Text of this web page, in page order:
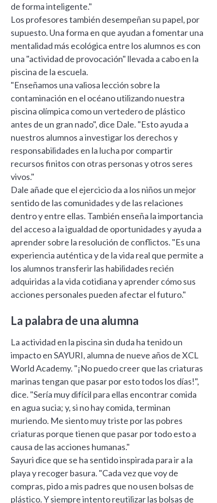
de forma inteligente."
Los profesores también desempeñan su papel, por
supuesto. Una forma en que ayudan a fomentar una
mentalidad más ecológica entre los alumnos es con
una "actividad de provocación" llevada a cabo en la
piscina de la escuela.
"Enseñamos una valiosa lección sobre la
contaminación en el océano utilizando nuestra
piscina olímpica como un vertedero de plástico
antes de un gran nado", dice Dale. "Esto ayuda a
nuestros alumnos a investigar los derechos y
responsabilidades en la lucha por compartir
recursos finitos con otras personas y otros seres
vivos."
Dale añade que el ejercicio da a los niños un mejor
sentido de las comunidades y de las relaciones
dentro y entre ellas. También enseña la importancia
del acceso a la igualdad de oportunidades y ayuda a
aprender sobre la resolución de conflictos. "Es una
experiencia auténtica y de la vida real que permite a
los alumnos transferir las habilidades recién
adquiridas a la vida cotidiana y aprender cómo sus
acciones personales pueden afectar el futuro."
La palabra de una alumna
La actividad en la piscina sin duda ha tenido un
impacto en SAYURI, alumna de nueve años de XCL
World Academy. "¡No puedo creer que las criaturas
marinas tengan que pasar por esto todos los días!",
dice. "Sería muy difícil para ellas encontrar comida
en agua sucia; y, si no hay comida, terminan
muriendo. Me siento muy triste por las pobres
criaturas porque tienen que pasar por todo esto a
causa de las acciones humanas."
Sayuri dice que se ha sentido inspirada para ir a la
playa y recoger basura. "Cada vez que voy de
compras, pido a mis padres que no usen bolsas de
plástico. Y siempre intento reutilizar las bolsas de